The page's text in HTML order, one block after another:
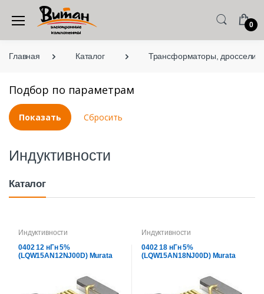
0
Главная Каталог Трансформаторы, дроссели,
Подбор по параметрам
Индуктивности
Каталог
Индуктивности
0402 12 нГн 5%
(LQW15AN12NJ00D) Murata
Индуктивности
0402 18 нГн 5%
(LQW15AN18NJ00D) Murata